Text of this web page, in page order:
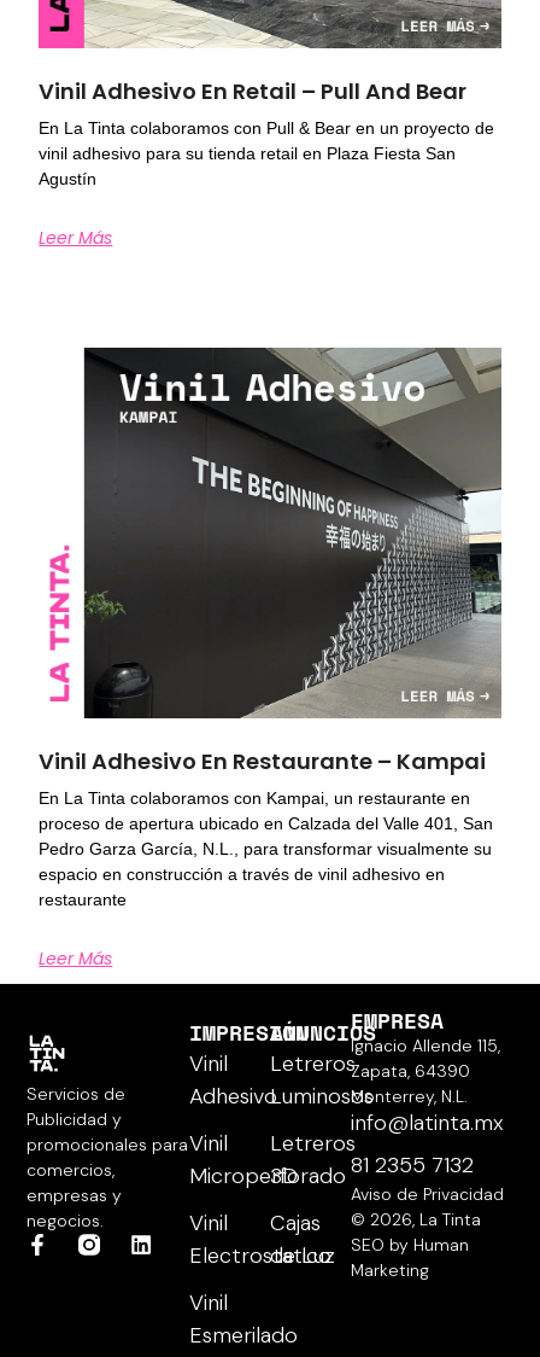
Vinil Adhesivo En Retail – Pull And Bear
En La Tinta colaboramos con Pull & Bear en un proyecto de
vinil adhesivo para su tienda retail en Plaza Fiesta San
Agustín
Leer Más
Vinil Adhesivo En Restaurante – Kampai
En La Tinta colaboramos con Kampai, un restaurante en
proceso de apertura ubicado en Calzada del Valle 401, San
Pedro Garza García, N.L., para transformar visualmente su
espacio en construcción a través de vinil adhesivo en
restaurante
Leer Más
Servicios de
Publicidad y
promocionales para
comercios,
empresas y
negocios.
IMPRESIÓN
Vinil
Adhesivo
Vinil
Microperforado
Vinil
Electrostatico
Vinil
Esmerilado
ANUNCIOS
Letreros
Luminosos
Letreros
3D
Cajas
de Luz
EMPRESA
Ignacio Allende 115,
Zapata, 64390
Monterrey, N.L.
info@latinta.mx
81 2355 7132
Aviso de Privacidad
© 2026, La Tinta
SEO by Human
Marketing